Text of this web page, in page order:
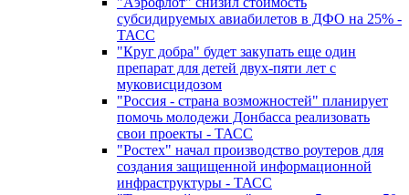
субсидируемых авиабилетов в ДФО на 25% -
ТАСС
"Круг добра" будет закупать еще один
препарат для детей двух-пяти лет с
муковисцидозом
"Россия - страна возможностей" планирует
помочь молодежи Донбасса реализовать
свои проекты - ТАСС
"Ростех" начал производство роутеров для
создания защищенной информационной
инфраструктуры - ТАСС